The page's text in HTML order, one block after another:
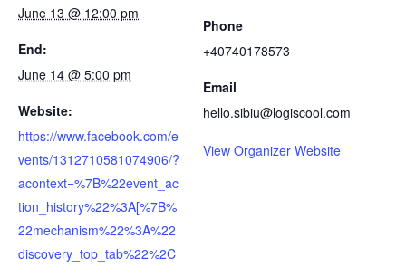
June 13 @ 12:00 pm
End:
June 14 @ 5:00 pm
Website:
https://www.facebook.com/e
vents/1312710581074906/?
acontext=%7B%22event_ac
tion_history%22%3A[%7B%
22mechanism%22%3A%22
discovery_top_tab%22%2C
Phone
+40740178573
Email
hello.sibiu@logiscool.com
View Organizer Website